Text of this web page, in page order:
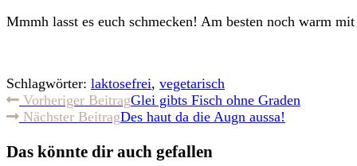
Mmmh lasst es euch schmecken! Am besten noch warm
Schlagwörter: laktosefrei, vegetarisch
Weitere
Artikel
ansehen
Vorheriger BeitragGlei gibts Fisch ohne Graden
Nächster BeitragDes haut da die Augn aussa!
Das könnte dir auch gefallen